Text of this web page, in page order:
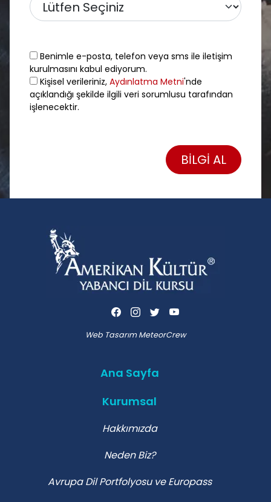
Benimle e-posta, telefon veya sms ile iletişim
kurulmasını kabul ediyorum.
Kişisel verileriniz, Aydınlatma Metni'nde
açıklandığı şekilde ilgili veri sorumlusu tarafından
işlenecektir.
BİLGİ AL
Web TasarımMeteorCrew
Ana Sayfa
Kurumsal
Hakkımızda
Neden Biz?
Avrupa Dil Portfolyosu ve Europass